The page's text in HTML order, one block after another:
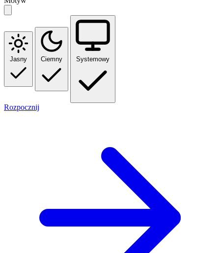
Jasny Ciemny Systemowy
Rozpocznij